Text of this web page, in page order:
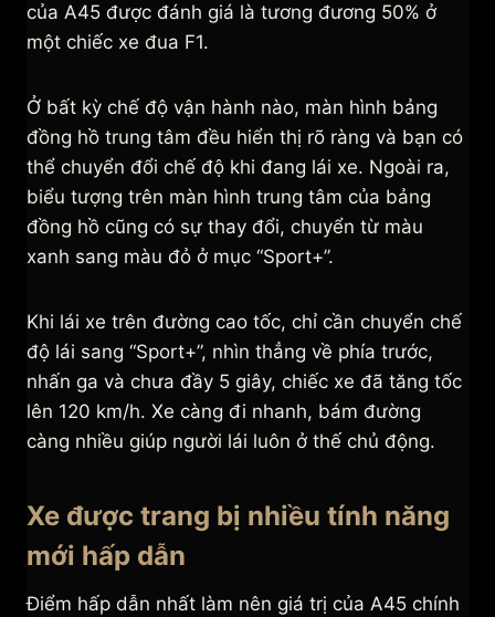
của A45 được đánh giá là tương đương 50% ở
một chiếc xe đua F1.
Ở bất kỳ chế độ vận hành nào, màn hình bảng
đồng hồ trung tâm đều hiển thị rõ ràng và bạn có
thể chuyển đổi chế độ khi đang lái xe. Ngoài ra,
biểu tượng trên màn hình trung tâm của bảng
đồng hồ cũng có sự thay đổi, chuyển từ màu
xanh sang màu đỏ ở mục “Sport+”.
Khi lái xe trên đường cao tốc, chỉ cần chuyển chế
độ lái sang “Sport+”, nhìn thẳng về phía trước,
nhấn ga và chưa đầy 5 giây, chiếc xe đã tăng tốc
lên 120 km/h. Xe càng đi nhanh, bám đường
càng nhiều giúp người lái luôn ở thế chủ động.
Xe được trang bị nhiều tính năng
mới hấp dẫn
Điểm hấp dẫn nhất làm nên giá trị của A45 chính